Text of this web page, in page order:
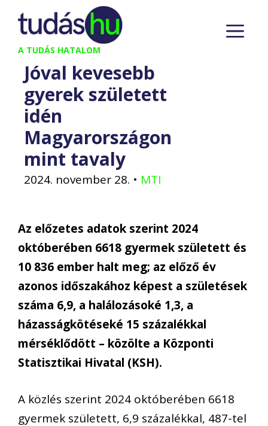
Kilépés
tartalomba
A TUDÁS HATALOM
Jóval kevesebb
gyerek született
idén
Magyarországon
mint tavaly
2024. november 28. • MTI
Az előzetes adatok szerint 2024
októberében 6618 gyermek született és
10 836 ember halt meg; az előző év
azonos időszakához képest a születések
száma 6,9, a halálozásoké 1,3, a
házasságkötéseké 15 százalékkal
mérséklődött – közölte a Központi
Statisztikai Hivatal (KSH).
A közlés szerint 2024 októberében 6618
gyermek született, 6,9 százalékkal, 487-tel